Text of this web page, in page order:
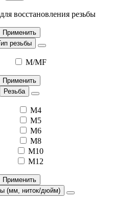
восстановления резьбы
Применить
резьбы
M/MF
Применить
Резьба
M4
M5
M6
M8
M10
M12
Применить
(мм, ниток/дюйм)